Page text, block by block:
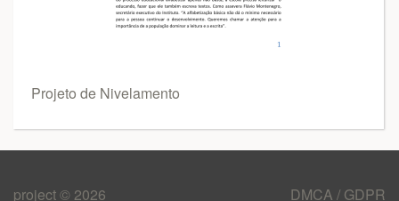
Projeto de Nivelamento
project © 2026 DMCA / GDPR